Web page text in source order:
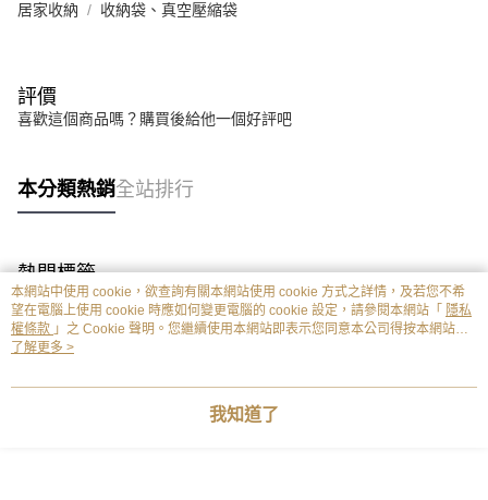
居家收納 收納袋、真空壓縮袋
評價
喜歡這個商品嗎？購買後給他一個好評吧
本分類熱銷全站排行
熱門標籤
本網站中使用 cookie，欲查詢有關本網站使用 cookie 方式之詳情，及若您不希
望在電腦上使用 cookie 時應如何變更電腦的 cookie 設定，請參閱本網站「 隱私
權條款 」之 Cookie 聲明。您繼續使用本網站即表示您同意本公司得按本網站使
用條款之 Cookie 聲明使用 cookie。
了解更多 >
我知道了